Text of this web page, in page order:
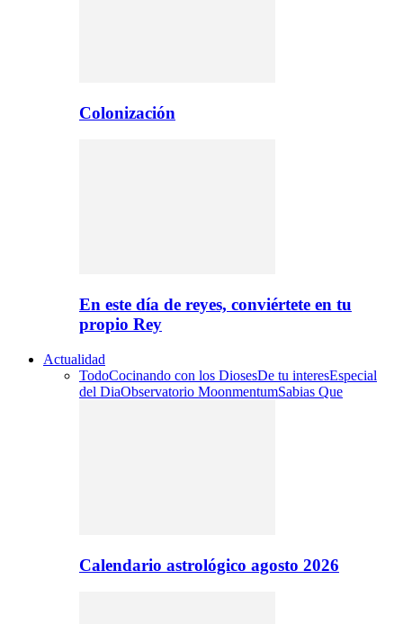
Colonización
En este día de reyes, conviértete en tu
propio Rey
Actualidad
TodoCocinando con los DiosesDe tu interesEspecial
del DiaObservatorio MoonmentumSabias Que
Calendario astrológico agosto 2026